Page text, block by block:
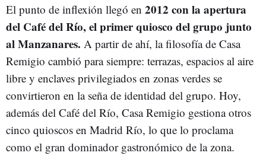
El punto de inflexión llegó en 2012 con la apertura
del Café del Río, el primer quiosco del grupo junto
al Manzanares. A partir de ahí, la filosofía de Casa
Remigio cambió para siempre: terrazas, espacios al aire
libre y enclaves privilegiados en zonas verdes se
convirtieron en la seña de identidad del grupo. Hoy,
además del Café del Río, Casa Remigio gestiona otros
cinco quioscos en Madrid Río, lo que lo proclama
como el gran dominador gastronómico de la zona.